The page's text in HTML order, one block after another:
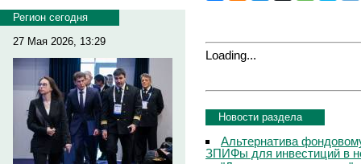
Регион сегодня
27 Мая 2026, 13:29
Loading...
Новости раздела
Альтернатива
ЗПИФы для инвестиций в